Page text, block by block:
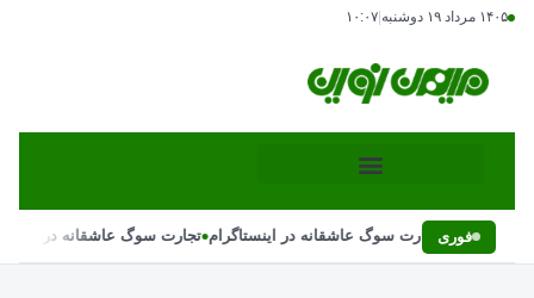
۱۴۰۵ مرداد ۱۹ دوشنبه ۱۰:۰۷
فوریتجارت سوگ عاشقانه در اینستاگرام•تجارت سوگ عاشقانه در